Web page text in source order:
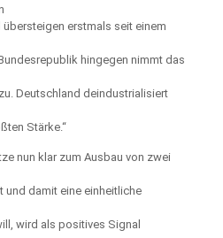
erstmals seit einem
hingegen nimmt das
Deutschland deindustrialisiert
Stärke.“
nun klar zum Ausbau von zwei
und damit eine einheitliche
wird als positives Signal